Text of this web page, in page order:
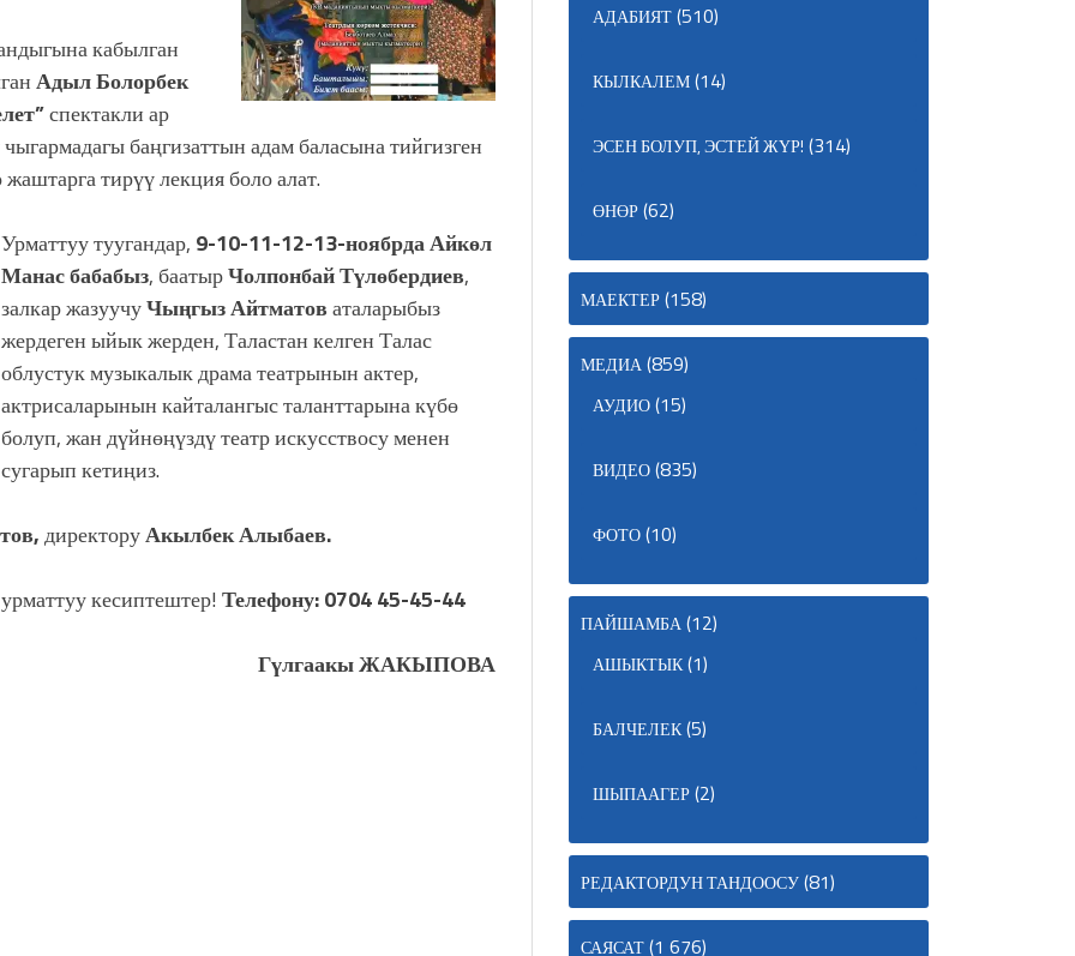
кабылган
Адыл Болорбек
спектакли ар
баңгизаттын адам баласына тийгизген
тирүү лекция боло алат.
Урматтуу туугандар, 9-10-11-12-13-ноябрда Айкөл
Манас бабабыз, баатырЧолпонбай Түлөбердиев,
залкар жазуучуЧыңгыз Айтматоваталарыбыз
жердеген ыйык жерден, Таластан келген Талас
облустук музыкалык драма театрынын актер,
актрисаларынын кайталангыс таланттарына күбө
болуп, жан дүйнөңүздү театр искусствосу менен
сугарып кетиңиз.
директоруАкылбек Алыбаев.
кесиптештер! Телефону: 0704 45-45-44
Гүлгаакы ЖАКЫПОВА
АДАБИЯТ(510)
КЫЛКАЛЕМ(14)
ЭСЕН БОЛУП, ЭСТЕЙ ЖҮР! (314)
ӨНӨР(62)
МАЕКТЕР(158)
МЕДИА(859)
АУДИО(15)
ВИДЕО(835)
ФОТО(10)
ПАЙШАМБА(12)
АШЫКТЫК(1)
БАЛЧЕЛЕК(5)
ШЫПААГЕР(2)
РЕДАКТОРДУН ТАНДООСУ(81)
САЯСАТ(1 676)